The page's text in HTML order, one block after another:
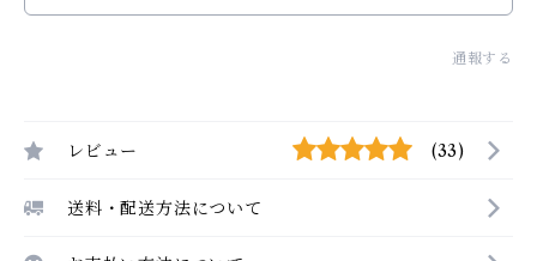
通報する
レビュー (33)
送料・配送方法について